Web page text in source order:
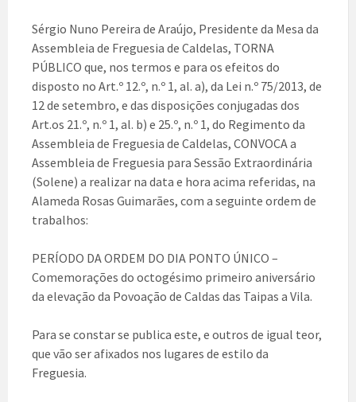
Sérgio Nuno Pereira de Araújo, Presidente da Mesa da
Assembleia de Freguesia de Caldelas, TORNA
PÚBLICO que, nos termos e para os efeitos do
disposto no Art.º 12.º, n.º 1, al. a), da Lei n.º 75/2013, de
12 de setembro, e das disposições conjugadas dos
Art.os 21.º, n.º 1, al. b) e 25.º, n.º 1, do Regimento da
Assembleia de Freguesia de Caldelas, CONVOCA a
Assembleia de Freguesia para Sessão Extraordinária
(Solene) a realizar na data e hora acima referidas, na
Alameda Rosas Guimarães, com a seguinte ordem de
trabalhos:
PERÍODO DA ORDEM DO DIA PONTO ÚNICO –
Comemorações do octogésimo primeiro aniversário
da elevação da Povoação de Caldas das Taipas a Vila.
Para se constar se publica este, e outros de igual teor,
que vão ser afixados nos lugares de estilo da
Freguesia.